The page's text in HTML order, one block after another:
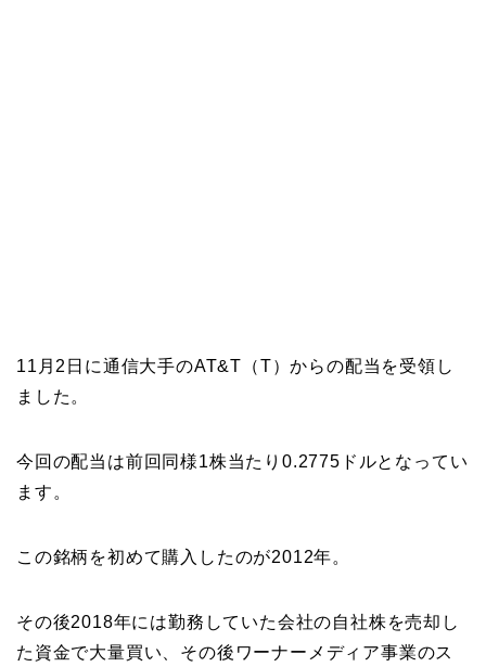
11月2日に通信大手のAT&T（T）からの配当を受領し
ました。
今回の配当は前回同様1株当たり0.2775ドルとなってい
ます。
この銘柄を初めて購入したのが2012年。
その後2018年には勤務していた会社の自社株を売却し
た資金で大量買い、その後ワーナーメディア事業のス